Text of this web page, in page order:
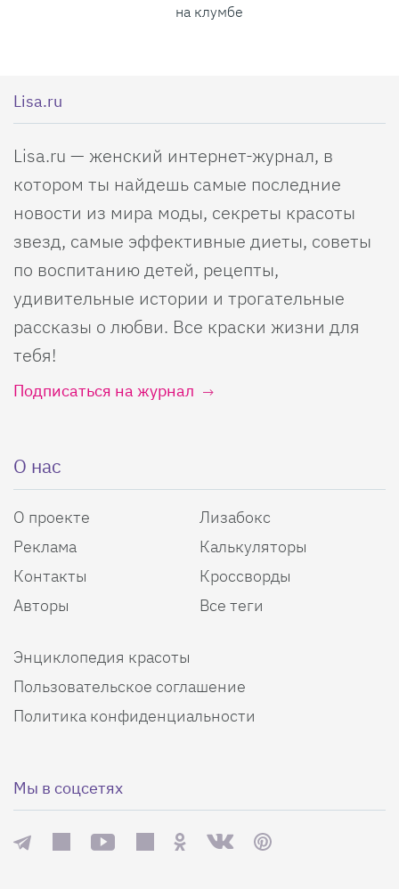
на клумбе
Lisa.ru
Lisa.ru — женский интернет-журнал, в
котором ты найдешь самые последние
новости из мира моды, секреты красоты
звезд, самые эффективные диеты, советы
по воспитанию детей, рецепты,
удивительные истории и трогательные
рассказы о любви. Все краски жизни для
тебя!
Подписаться на журнал
О нас
О проекте
Реклама
Контакты
Авторы
Лизабокс
Калькуляторы
Кроссворды
Все теги
Энциклопедия красоты
Пользовательское соглашение
Политика конфиденциальности
Мы в соцсетях